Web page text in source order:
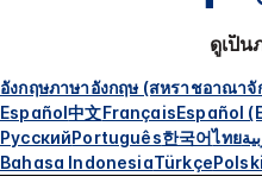
ดูเป็น
อังกฤษภาษาอังกฤษ (สหราชอาณาจั
Español中文FrançaisEspañol
РусскийPortuguês한국어ไทย
Bahasa IndonesiaTürkçePolski